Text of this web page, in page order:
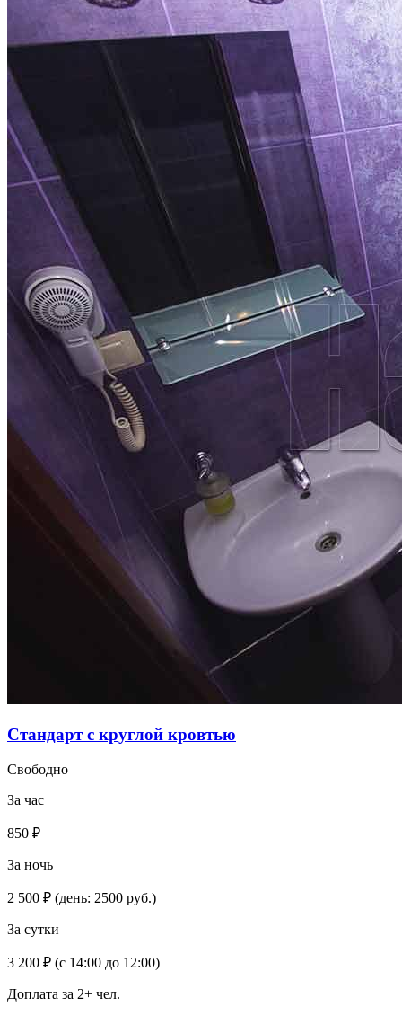
Стандарт с круглой кровтью
Свободно
За час
850 ₽
За ночь
2 500 ₽ (день: 2500 руб.)
За сутки
3 200 ₽ (с 14:00 до 12:00)
Доплата за 2+ чел.